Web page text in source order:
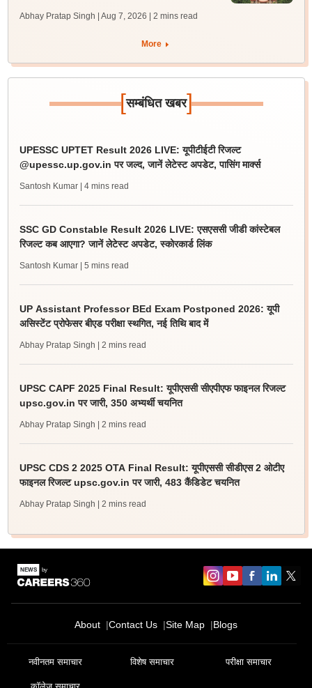
Abhay Pratap Singh | Aug 7, 2026 | 2 mins read
More
[सम्बंधित खबर]
UPESSC UPTET Result 2026 LIVE: यूपीटीईटी रिजल्ट
@upessc.up.gov.in पर जल्द, जानें लेटेस्ट अपडेट, पासिंग मार्क्स
Santosh Kumar | 4 mins read
SSC GD Constable Result 2026 LIVE: एसएससी जीडी कांस्टेबल
रिजल्ट कब आएगा? जानें लेटेस्ट अपडेट, स्कोरकार्ड लिंक
Santosh Kumar | 5 mins read
UP Assistant Professor BEd Exam Postponed 2026: यूपी
असिस्टेंट प्रोफेसर बीएड परीक्षा स्थगित, नई तिथि बाद में
Abhay Pratap Singh | 2 mins read
UPSC CAPF 2025 Final Result: यूपीएससी सीएपीएफ फाइनल रिजल्ट
upsc.gov.in पर जारी, 350 अभ्यर्थी चयनित
Abhay Pratap Singh | 2 mins read
UPSC CDS 2 2025 OTA Final Result: यूपीएससी सीडीएस 2 ओटीए
फाइनल रिजल्ट upsc.gov.in पर जारी, 483 कैंडिडेट चयनित
Abhay Pratap Singh | 2 mins read
About Contact Us Site Map Blogs
नवीनतम समाचार विशेष समाचार परीक्षा समाचार